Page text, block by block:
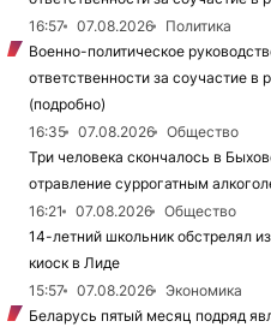
16:57
07.08.2026
Политика
Военно-политическое
ответственности за соучастие
(подробно)
16:35
07.08.2026
Общество
Три человека скончалось в
отравление суррогатным
16:21
07.08.2026
Общество
14-летний школьник обстрелял
киоск в Лиде
15:57
07.08.2026
Экономика
Беларусь пятый месяц подряд